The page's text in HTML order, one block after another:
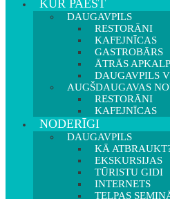
KUR PAĒST
DAUGAVPILS
RESTORĀNI
KAFEJNĪCAS
GASTROBĀRS
ĀTRĀS
DAUGAVPILS
AUGŠDAUGAVAS
RESTORĀNI
KAFEJNĪCAS
NODERĪGI
DAUGAVPILS
KĀ
EKSKURSIJAS
TŪRISTU GIDI
INTERNETS
TELPAS